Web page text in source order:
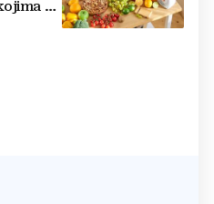
si